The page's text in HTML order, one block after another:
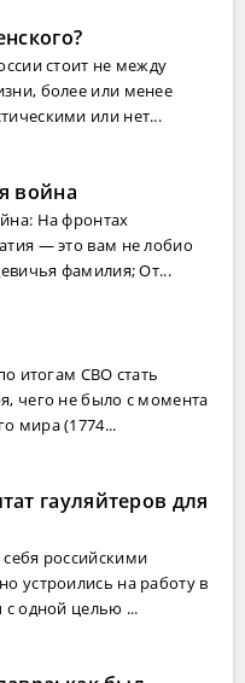
стоит не между
более или менее
или нет...
война
На фронтах
— это вам не лобио
фамилия; От...
итогам СВО стать
чего не было с момента
мира (1774...
гауляйтеров для
российскими
устроились на работу в
с одной целью ...